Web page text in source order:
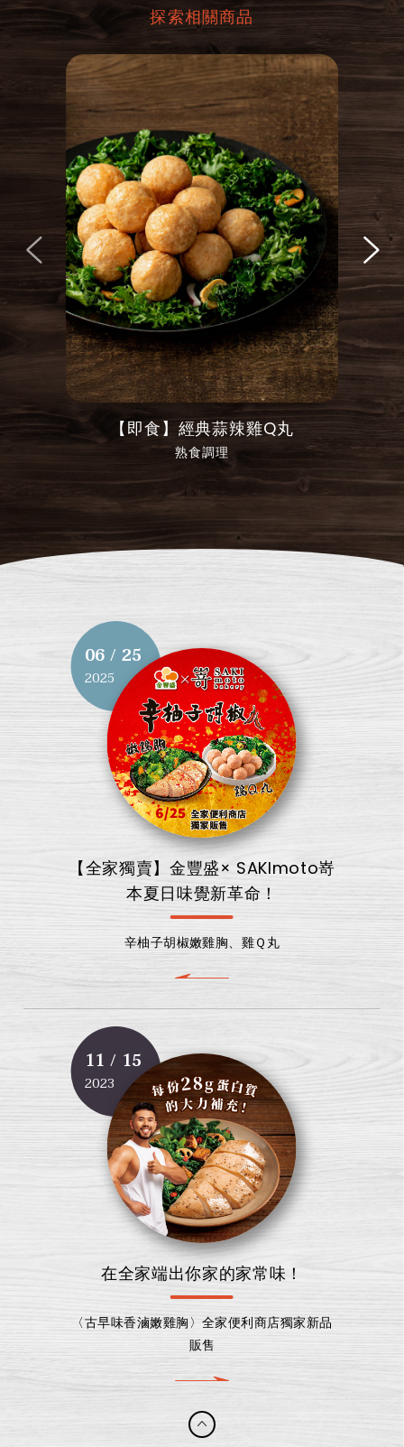
探索相關商品
Q丸 【即食】經典薑蔥雞Q丸
熟食調理
06 / 25
2025
【全家獨賣】金豐盛× SAKImoto嵜
本夏日味覺新革命！
辛柚子胡椒嫩雞胸、雞Ｑ丸
11 / 15
2023
在全家端出你家的家常味！
〈古早味香滷嫩雞胸〉全家便利商店獨家新品
販售